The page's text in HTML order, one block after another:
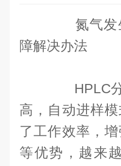
氮气发
障解决办法
HPLC分
高，自动进样
了工作效率，
等优势，越来